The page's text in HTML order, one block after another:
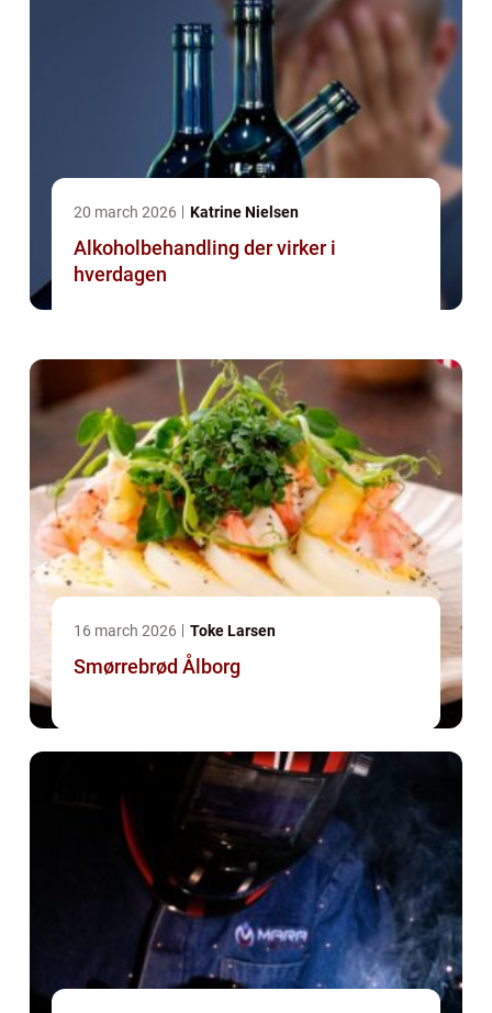
20 march 2026 Katrine Nielsen
Alkoholbehandling der virker i
hverdagen
16 march 2026 Toke Larsen
Smørrebrød Ålborg